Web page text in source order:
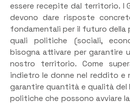
essere recepite dal territorio. I
devono dare risposte
fondamentali per il futuro della
quali politiche (sociali,
bisogna attivare per garantire
nostro territorio. Come
indietro le donne nel reddito e
garantire quantità e qualità del
politiche che possono avviare